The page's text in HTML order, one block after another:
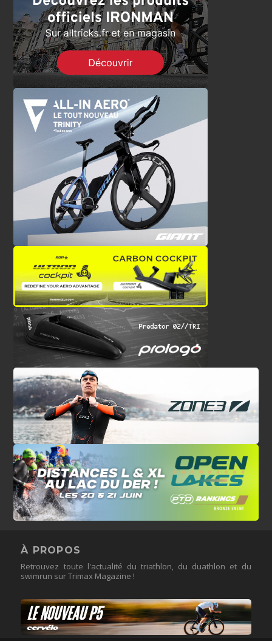
À PROPOS
Retrouvez toute l'actualité du triathlon, du duathlon et du
swimrun sur Trimax Magazine !